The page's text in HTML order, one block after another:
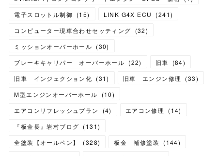
電子スロットル制御 (15) LINK G4X ECU (241)
コンピューター現車合わせセッティング
(32)
ミッションオーバーホール (30)
ブレーキキャリパー オーバーホール (22) 旧車 (84)
旧車 インジェクション化 (31) 旧車 エンジン修理 (33)
M型エンジンオーバーホール
(10)
エアコンリフレッシュプラン
(4) エアコン修理 (14)
『板金長』岩村ブログ (131)
全塗装【オールペン】
(328) 板金 補修塗装 (144)